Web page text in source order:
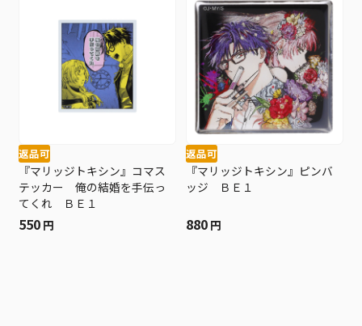
返品可
『マリッジトキシン』コマス
テッカー 俺の結婚を手伝っ
てくれ ＢＥ１
550 円
返品可
『マリッジトキシン』ピンバ
ッジ ＢＥ１
880 円